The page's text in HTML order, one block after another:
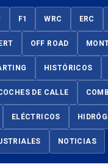
F1 WRC ERC
OFF ROAD
HISTÓRICOS
DE CALLE
ELÉCTRICOS
NOTICIAS